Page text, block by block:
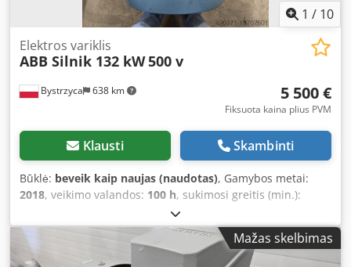
1 / 10
Bystrzyca 638 km
Elektros variklis
ABB Silnik 132 kW500 v
5 500 €
Fiksuota kaina plius PVM
Klausti Skambinti
Būklė: beveik kaip naujas (naudotas), Gamybos metai:
2018, veikimo valandos: 100 h, sukimosi greitis (min.):
, įėjimo įtampa:
132 kW 50 Hz 2982 aps./min. 500 V 6 mėnesių garantija
Dcodpfx Aov I Ervjczsk
Mažas skelbimas